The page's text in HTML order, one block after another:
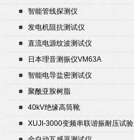
智能管线探测仪
发电机阻抗测试仪
直流电源纹波测试仪
日本理音测振仪VM63A
智能电导盐密测试仪
聚酰亚胺树脂
40kV绝缘高筒靴
XUJI-3000变频串联谐振耐压试验
装置